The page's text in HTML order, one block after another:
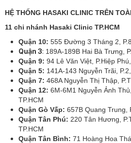
HỆ THỐNG HASAKI CLINIC TRÊN
11 chi nhánh Hasaki Clinic TP.HCM
Quận 10: 555 Đường 3 Tháng 2,
Quận 3: 189A-189B Hai Bà Trưng,
Quận 9: 94 Lê Văn Việt, P.Hiệp
Quận 5: 141A-143 Nguyễn Trãi,
Quận 7: 468A Nguyễn Thị Thập,
Quận 12: 6M-6M1 Nguyễn Ảnh
TP.HCM
Quận Gò Vấp: 657B Quang Trung,
Quận Tân Phú: 220 Tân Hương,
TP.HCM
Quận Tân Bình: 71 Hoàng Hoa